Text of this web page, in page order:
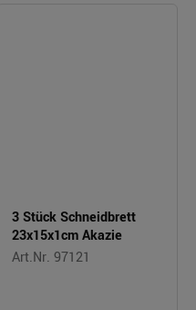
3 Stück Schneidbrett
23x15x1cm Akazie
Art.Nr. 97121